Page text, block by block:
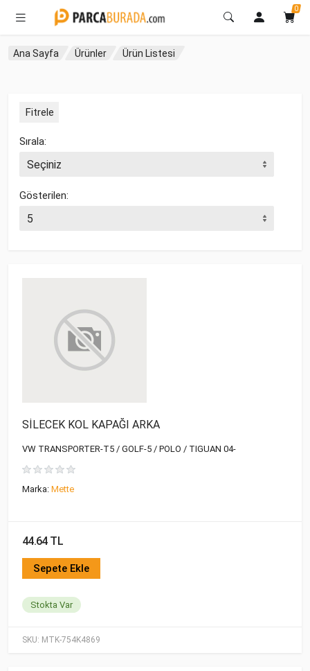
0
Ana Sayfa Ürünler Ürün Listesi
Fitrele
Sırala:
Gösterilen:
SKU: MTK-754K4869
SİLECEK KOL KAPAĞI ARKA
VW TRANSPORTER-T5 / GOLF-5 / POLO / TIGUAN 04-
Marka: Mette
44.64 TL
Sepete Ekle
Stokta Var